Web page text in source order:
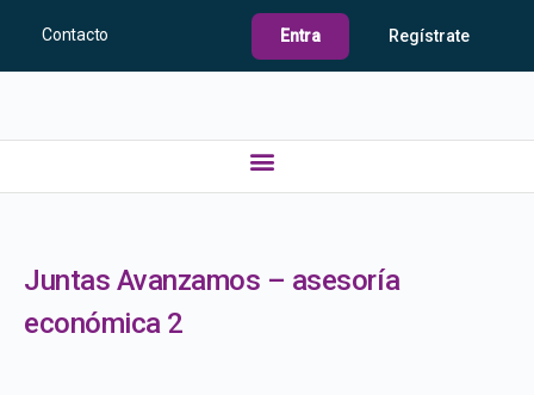
Contacto Entra Regístrate
Juntas Avanzamos – asesoría
económica 2